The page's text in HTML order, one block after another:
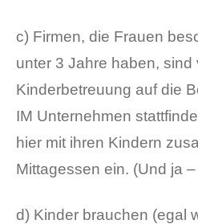
c) Firmen, die Frauen
unter 3 Jahre haben, sind
Kinderbetreuung auf die
IM Unternehmen
hier mit ihren Kindern
Mittagessen ein. (Und ja
d) Kinder brauchen (egal